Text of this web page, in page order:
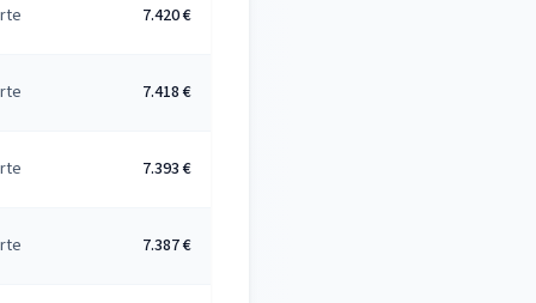
7.420 €
7.418 €
7.393 €
7.387 €